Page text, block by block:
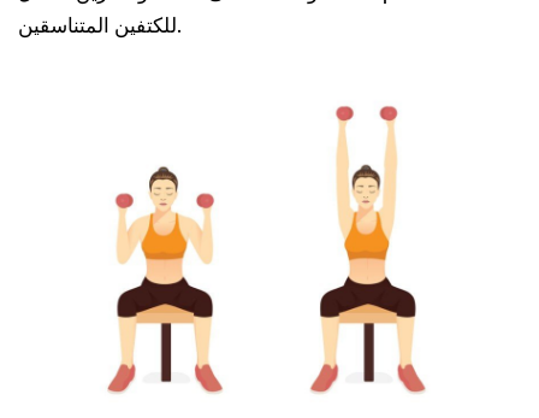
للكتفين المتناسقين.